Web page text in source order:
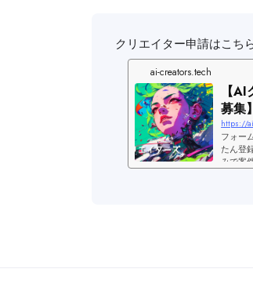
Freepik
Pollo AI
Leonardo AI
Whisk
ベネズエラ
クリエイター申請はこち
ai-creators.tech
【
募集
でき
ッチ
フォー
たん登
みで案